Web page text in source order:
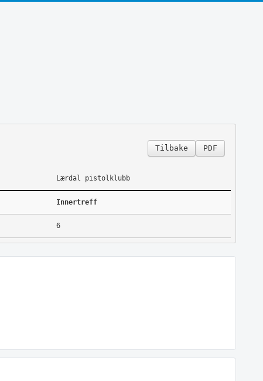
PDF
Tilbake
Lærdal pistolklubb
Innertreff
6